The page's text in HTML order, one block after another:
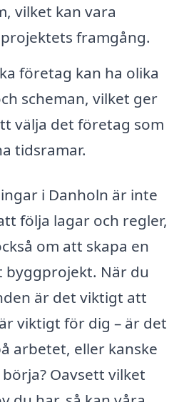
vilket kan vara
framgång.
företag kan ha olika
scheman, vilket ger
välja det företag som
tidsramar.
i Danholn är inte
följa lagar och regler,
om att skapa en
När du
är det viktigt att
viktigt för dig – är det
arbetet, eller kanske
Oavsett vilket